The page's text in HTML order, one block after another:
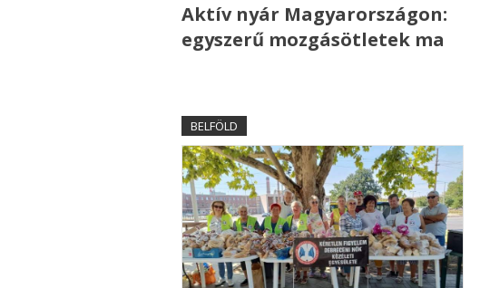
Aktív nyár Magyarországon:
egyszerű mozgásötletek ma
BELFÖLD